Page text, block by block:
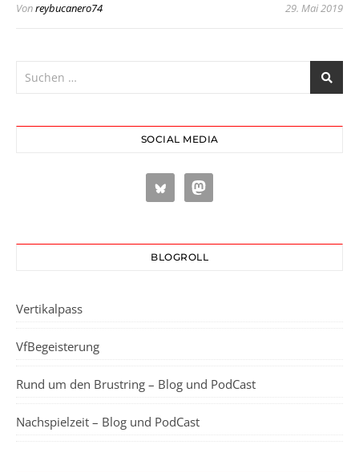
Vonreybucanero74 29. Mai 2019
SOCIAL MEDIA
BLOGROLL
Vertikalpass
VfBegeisterung
Rund um den Brustring – Blog und PodCast
Nachspielzeit – Blog und PodCast